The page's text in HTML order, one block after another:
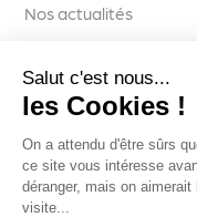
Nos actualités
Contactez-nous
Nos services
Salut c'est nous...
les Cookies !
On a attendu d'être sûrs
ce site vous intéresse
déranger, mais on
visite...